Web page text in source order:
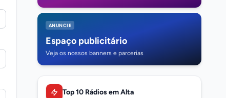
ANUNCIE
Espaço publicitário
Veja os nossos banners e parcerias
Top 10 Rádios em Alta